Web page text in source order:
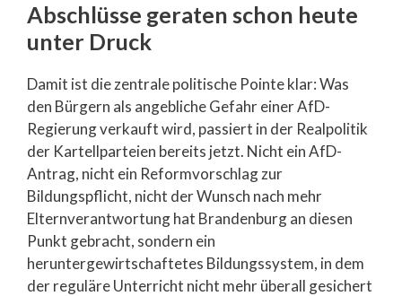
Abschlüsse geraten schon heute
unter Druck
Damit ist die zentrale politische Pointe klar: Was
den Bürgern als angebliche Gefahr einer AfD-
Regierung verkauft wird, passiert in der Realpolitik
der Kartellparteien bereits jetzt. Nicht ein AfD-
Antrag, nicht ein Reformvorschlag zur
Bildungspflicht, nicht der Wunsch nach mehr
Elternverantwortung hat Brandenburg an diesen
Punkt gebracht, sondern ein
heruntergewirtschaftetes Bildungssystem, in dem
der reguläre Unterricht nicht mehr überall gesichert